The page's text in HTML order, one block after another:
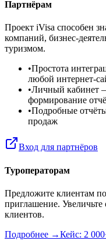
Партнёрам
Проект iVisa способен
компаний, бизнес-
туризмом.
•Простота
любой интернет-
•Личный кабинет
формирование
•Подробные
продаж
Вход для партнёров
Туроператорам
Предложите клиентам
приглашение. Увеличьте
клиентов.
Подробнее →Кейс: 2